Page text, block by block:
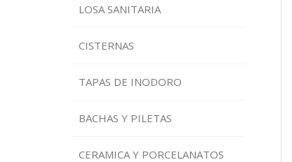
LOSA SANITARIA
CISTERNAS
TAPAS DE INODORO
BACHAS Y PILETAS
CERAMICA Y PORCELANATOS